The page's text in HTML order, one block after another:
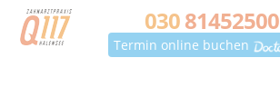
03081452500
Termin online buchen